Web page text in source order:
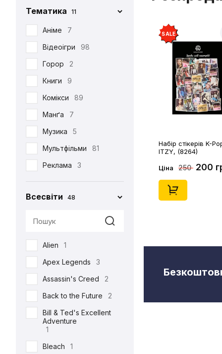
Iron Studios
Jason Freeny
Medicom Toy
Mezco
1
Mictoys
Mighty Jaxx
NECA
12
One Toys
Play Arts KAI
73
Pop Toys
1
Present Toys 1
S.H.Figuarts
Toys Era
Weta Workshop
Тематика 11
Аніме
7
Відеоігри
98
Горор
2
Книги
9
Комікси
89
Манґа
7
Музика
5
Мультфільми
81
Реклама
3
Серіали
39
Фільми
125
Всесвіти 48
Alien
1
Apex Legends
3
Assassin's Creed
2
Back to the Future
2
Bill & Ted's Excellent
Adventure
1
Bleach
1
SALE
Набір стікерів K-
ITZY, (8264)
Ціна 250 200